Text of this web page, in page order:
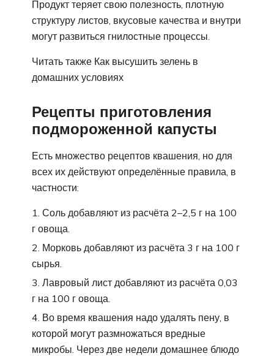
Продукт теряет свою полезность, плотную
структуру листов, вкусовые качества и внутри
могут развиться гнилостные процессы.
Читать также Как высушить зелень в
домашних условиях
Рецепты приготовления
подмороженной капусты
Есть множество рецептов квашения, но для
всех их действуют определённые правила, в
частности:
Соль добавляют из расчёта 2–2,5 г на 100
г овоща.
Морковь добавляют из расчёта 3 г на 100 г
сырья.
Лавровый лист добавляют из расчёта 0,03
г на 100 г овоща.
Во время квашения надо удалять пену, в
которой могут размножаться вредные
микробы. Через две недели домашнее блюдо